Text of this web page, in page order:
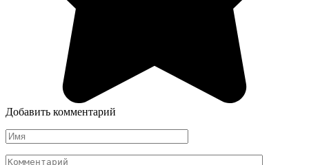
Добавить комментарий
Имя
Комментарий